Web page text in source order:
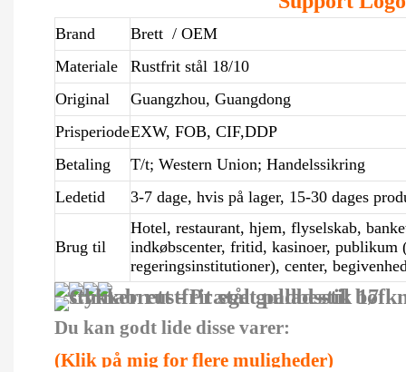
Brand Brett / OEM
Materiale
Rustfrit stål 18/10
Original
Guangzhou, Guangdong
PrisperiodeEXW, FOB, CIF,DDP
Betaling
T/t; Western Union; Handelssikring
Ledetid
3-7 dage, hvis på lager, 15-30 dages
Brug til
Hotel, restaurant, hjem, flyselskab,
indkøbscenter, fritid, kasinoer, publikum
regeringsinstitutioner), center, begivenhed
Du kan godt lide disse varer:
(Klik på mig for flere muligheder)